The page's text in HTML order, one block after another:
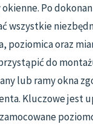
Po
wszystkie
poziomica oraz
do
lub ramy okna
Kluczowe jest